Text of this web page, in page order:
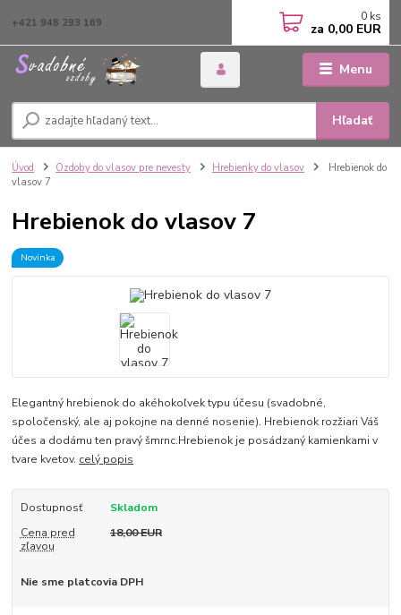
Menu
Hľadať
+421 948 293 169 0 ks
za 0,00 EUR
Úvod Ozdoby do vlasov pre nevesty Hrebienky do vlasov
Hrebienok do
vlasov 7
Hrebienok do vlasov 7
Novinka
Elegantný hrebienok do akéhokoľvek typu účesu (svadobné,
spoločenský, ale aj pokojne na denné nosenie). Hrebienok rozžiari Váš
účes a dodámu ten pravý šmrnc.Hrebienok je posádzaný kamienkami v
tvare kvetov. celý popis
Dostupnosť
Skladom
Cena pred
zľavou
18,00 EUR
Nie sme platcovia DPH